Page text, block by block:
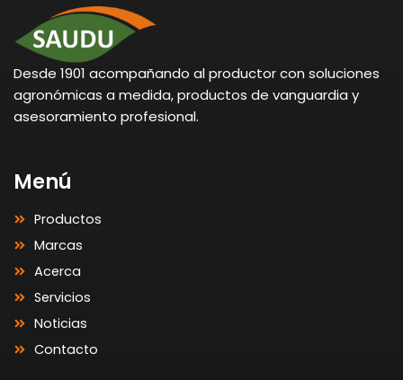
Desde 1901 acompañando al productor con soluciones
agronómicas a medida, productos de vanguardia y
asesoramiento profesional.
Menú
Productos
Marcas
Acerca
Servicios
Noticias
Contacto